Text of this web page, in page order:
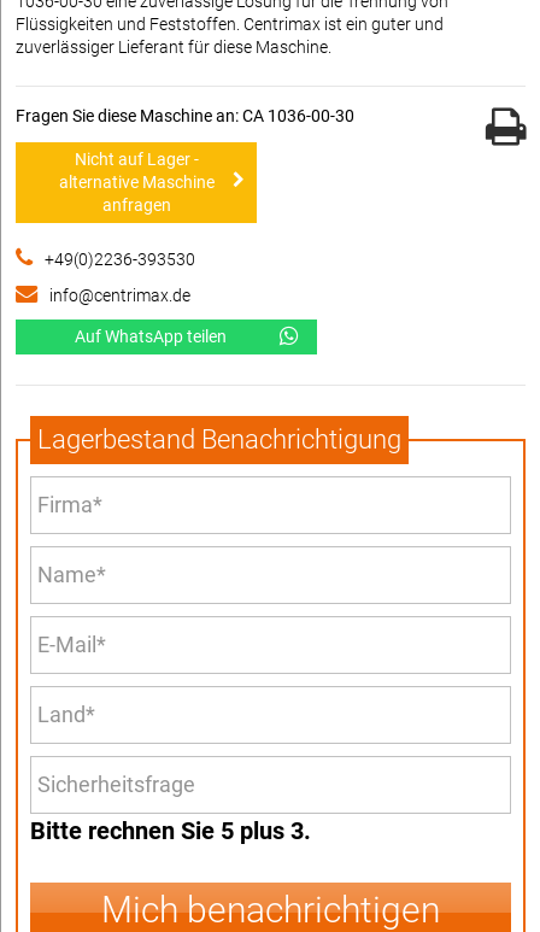
Flüssigkeiten und Feststoffen. Centrimax ist ein guter und
zuverlässiger Lieferant für diese Maschine.
Fragen Sie diese Maschine an: CA 1036-00-30
Nicht auf Lager -
alternative Maschine
anfragen
+49(0)2236-393530
info@centrimax.de
Auf WhatsApp teilen
Lagerbestand Benachrichtigung
Bitte rechnen Sie 5 plus 3.
Mich benachrichtigen